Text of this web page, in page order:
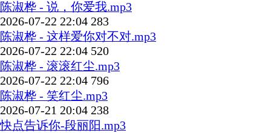
陈淑桦 - 说，你爱我.mp3
2026-07-22 22:04 283
陈淑桦 - 这样爱你对不对.mp3
2026-07-22 22:04 520
陈淑桦 - 滚滚红尘.mp3
2026-07-22 22:04 796
陈淑桦 - 笑红尘.mp3
2026-07-21 20:04 238
快点告诉你-段丽阳.mp3